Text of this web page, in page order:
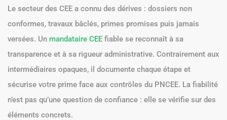
Le secteur des CEE a connu des dérives : dossiers non
conformes, travaux bâclés, primes promises puis jamais
versées. Un mandataire CEE fiable se reconnaît à sa
transparence et à sa rigueur administrative. Contrairement aux
intermédiaires opaques, il documente chaque étape et
sécurise votre prime face aux contrôles du PNCEE. La fiabilité
n’est pas qu’une question de confiance : elle se vérifie sur des
éléments concrets.